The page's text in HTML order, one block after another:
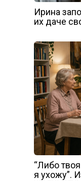
Ирина
их даче
“Либо
я ухожу”.